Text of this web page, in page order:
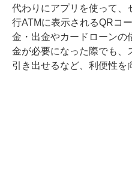
代わりにアプリを使って、
行ATMに表示されるQRコ
金・出金やカードローンの
金が必要になった際でも、
引き出せるなど、利便性を